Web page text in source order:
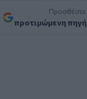
Προσθέστε
προτιμώμενη